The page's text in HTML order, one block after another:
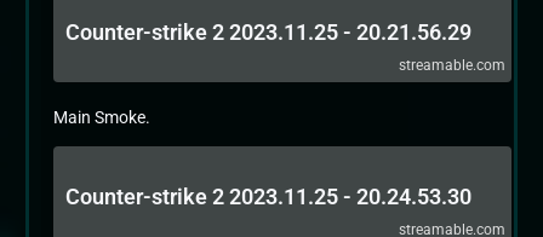
Counter-strike 2 2023.11.25 - 20.21.56.29
streamable.com
Main Smoke.
Counter-strike 2 2023.11.25 - 20.24.53.30
streamable.com